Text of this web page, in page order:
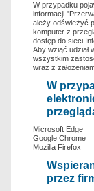
W przypadku
informacji
ależy odświeżyć
komputer z
dostęp do sieci
Aby wziąć udział
wszystkim
wraz z
W
Microsoft Edge
Google Chrome
Mozilla Firefox
przez